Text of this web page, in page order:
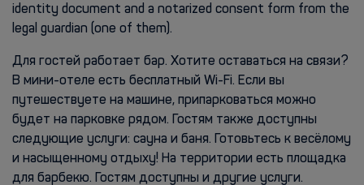
identity document and a notarized consent form from the
legal guardian (one of them).
Для гостей работает бар. Хотите оставаться на связи?
В мини-отеле есть бесплатный Wi-Fi. Если вы
путешествуете на машине, припарковаться можно
будет на парковке рядом. Гостям также доступны
следующие услуги: сауна и баня. Готовьтесь к весёлому
и насыщенному отдыху! На территории есть площадка
для барбекю. Гостям доступны и другие услуги.